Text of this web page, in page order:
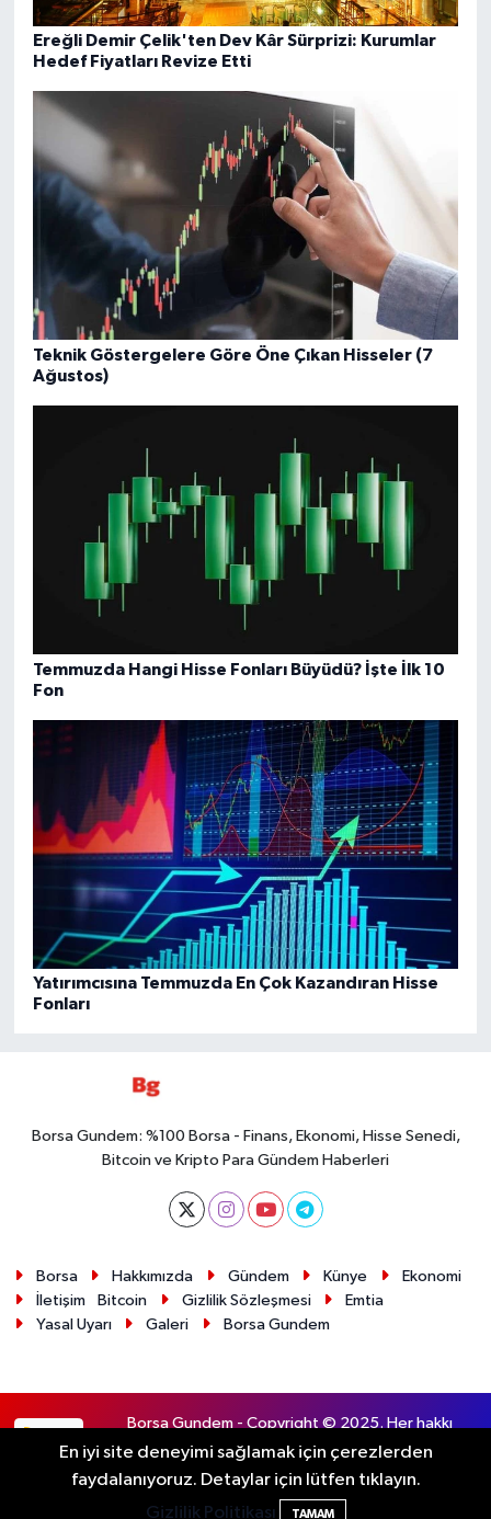
Ereğli Demir Çelik'ten Dev Kâr Sürprizi: Kurumlar
Hedef Fiyatları Revize Etti
Teknik Göstergelere Göre Öne Çıkan Hisseler (7
Ağustos)
Temmuzda Hangi Hisse Fonları Büyüdü? İşte İlk 10
Fon
Yatırımcısına Temmuzda En Çok Kazandıran Hisse
Fonları
Borsa Gundem: %100 Borsa - Finans, Ekonomi, Hisse Senedi,
Bitcoin ve Kripto Para Gündem Haberleri
Borsa Hakkımızda Gündem Künye
Ekonomi
İletişim
Bitcoin Gizlilik Sözleşmesi
Emtia
Yasal Uyarı
Galeri Borsa Gundem
Borsa Gundem - Copyright © 2025. Her hakkı
saklıdır.
Haber Yazılımı:TE Bilişim
En iyi site deneyimi sağlamak için çerezlerden
faydalanıyoruz. Detaylar için lütfen tıklayın.
Gizlilik Politikası
TAMAM